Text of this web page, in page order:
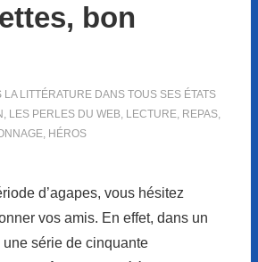
bon
LA LITTÉRATURE DANS TOUS SES ÉTATS
, LES PERLES DU WEB, LECTURE, REPAS,
, HÉROS
d’agapes, vous hésitez
vos amis. En effet, dans un
série de cinquante